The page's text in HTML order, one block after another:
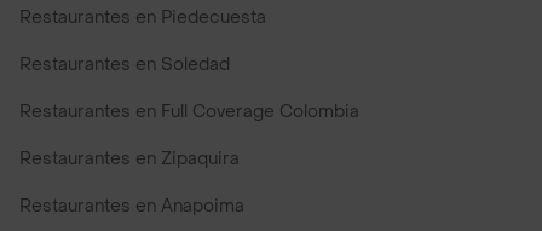
Restaurantes en Piedecuesta
Restaurantes en Soledad
Restaurantes en Full Coverage Colombia
Restaurantes en Zipaquira
Restaurantes en Anapoima